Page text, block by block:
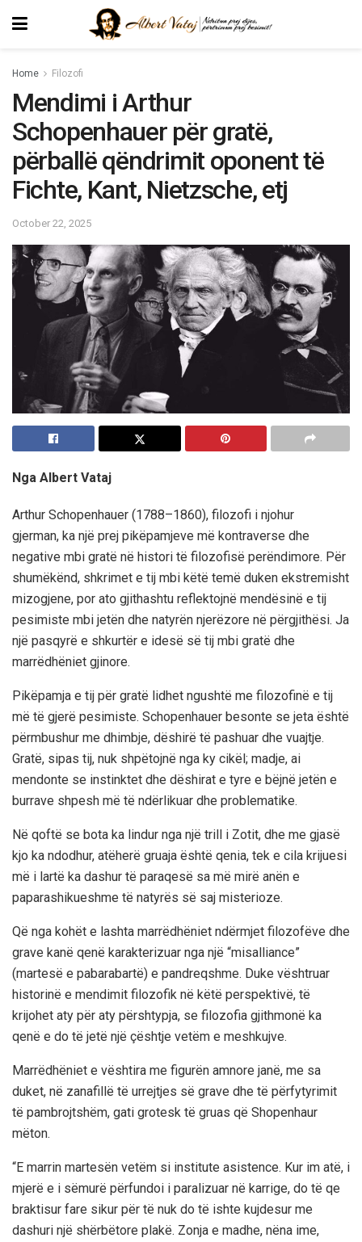
Home Filozofi
Mendimi i Arthur
Schopenhauer për gratë,
përballë qëndrimit oponent të
Fichte, Kant, Nietzsche, etj
October 22, 2025
Nga Albert Vataj
Arthur Schopenhauer (1788–1860), filozofi i njohur
gjerman, ka një prej pikëpamjeve më kontraverse dhe
negative mbi gratë në histori të filozofisë perëndimore. Për
shumëkënd, shkrimet e tij mbi këtë temë duken ekstremisht
mizogjene, por ato gjithashtu reflektojnë mendësinë e tij
pesimiste mbi jetën dhe natyrën njerëzore në përgjithësi. Ja
një pasqyrë e shkurtër e idesë së tij mbi gratë dhe
marrëdhëniet gjinore.
Pikëpamja e tij për gratë lidhet ngushtë me filozofinë e tij
më të gjerë pesimiste. Schopenhauer besonte se jeta është
përmbushur me dhimbje, dëshirë të pashuar dhe vuajtje.
Gratë, sipas tij, nuk shpëtojnë nga ky cikël; madje, ai
mendonte se instinktet dhe dëshirat e tyre e bëjnë jetën e
burrave shpesh më të ndërlikuar dhe problematike.
Në qoftë se bota ka lindur nga një trill i Zotit, dhe me gjasë
kjo ka ndodhur, atëherë gruaja është qenia, tek e cila krijuesi
më i lartë ka dashur të paraqesë sa më mirë anën e
paparashikueshme të natyrës së saj misterioze.
Që nga kohët e lashta marrëdhëniet ndërmjet filozofëve dhe
grave kanë qenë karakterizuar nga një “misalliance”
(martesë e pabarabartë) e pandreqshme. Duke vështruar
historinë e mendimit filozofik në këtë perspektivë, të
krijohet aty për aty përshtypja, se filozofia gjithmonë ka
qenë e do të jetë një çështje vetëm e meshkujve.
Marrëdhëniet e vështira me figurën amnore janë, me sa
duket, në zanafillë të urrejtjes së grave dhe të përfytyrimit
të pambrojtshëm, gati grotesk të gruas që Shopenhaur
mëton.
“E marrin martesën vetëm si institute asistence. Kur im atë, i
mjerë e i sëmurë përfundoi i paralizuar në karrige, do të qe
braktisur fare sikur për të nuk do të ishte kujdesur me
dashuri një shërbëtore plakë. Zonja e madhe, nëna ime,